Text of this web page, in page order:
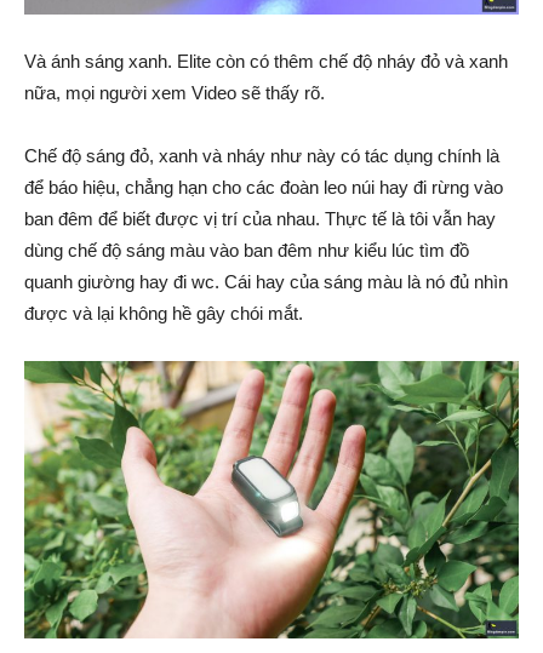
Và ánh sáng xanh. Elite còn có thêm chế độ nháy đỏ và xanh
nữa, mọi người xem Video sẽ thấy rõ.
Chế độ sáng đỏ, xanh và nháy như này có tác dụng chính là
để báo hiệu, chẳng hạn cho các đoàn leo núi hay đi rừng vào
ban đêm để biết được vị trí của nhau. Thực tế là tôi vẫn hay
dùng chế độ sáng màu vào ban đêm như kiểu lúc tìm đồ
quanh giường hay đi wc. Cái hay của sáng màu là nó đủ nhìn
được và lại không hề gây chói mắt.